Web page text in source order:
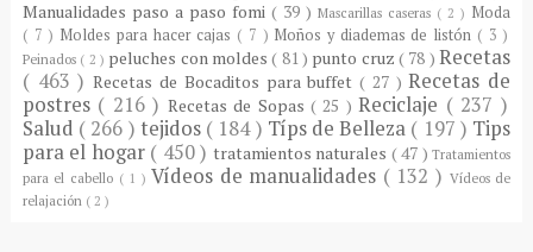
Manualidades paso a paso fomi ( 39 )Mascarillas caseras ( 2 ) Moda
( 7 ) Moldes para hacer cajas ( 7 ) Moños y diademas de listón ( 3 )
Peinados ( 2 ) peluches con moldes( 81 ) punto cruz( 78 )Recetas
( 463 )Recetas de Bocaditos para buffet( 27 )Recetas de
postres ( 216 ) Recetas de Sopas( 25 )Reciclaje ( 237 )
Salud ( 266 ) tejidos ( 184 ) Típs de Belleza ( 197 ) Tips
para el hogar ( 450 ) tratamientos naturales ( 47 )Tratamientos
para el cabello ( 1 ) Vídeos de manualidades ( 132 ) Vídeos de
relajación ( 2 )